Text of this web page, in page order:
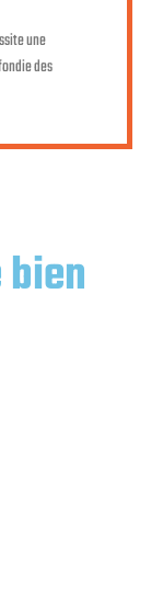
une
des